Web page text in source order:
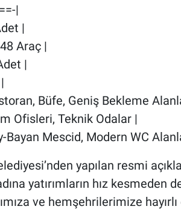
|
|
Araç |
|
Büfe, Geniş Bekleme
Ofisleri, Teknik Odalar |
Bayan Mescid, Modern WC
yapılan resmi
yatırımların hız kesmeden
ve hemşehrilerimize